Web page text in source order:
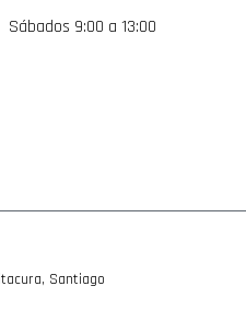
Sábados 9:00 a 13:00
Santiago